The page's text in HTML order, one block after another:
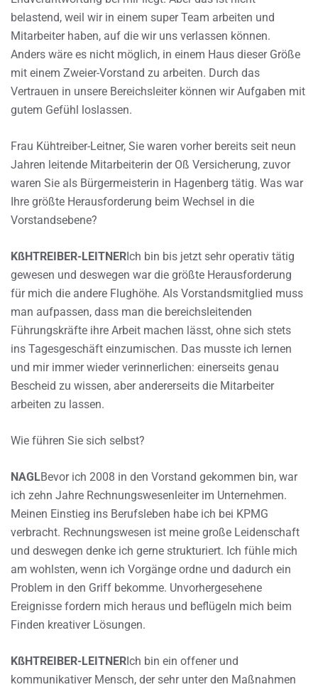
belastend, weil wir in einem super Team arbeiten und
Mitarbeiter haben, auf die wir uns verlassen können.
Anders wäre es nicht möglich, in einem Haus dieser Größe
mit einem Zweier-Vorstand zu arbeiten. Durch das
Vertrauen in unsere Bereichsleiter können wir Aufgaben mit
gutem Gefühl loslassen.
Frau Kühtreiber-Leitner, Sie waren vorher bereits seit neun
Jahren leitende Mitarbeiterin der Oß Versicherung, zuvor
waren Sie als Bürgermeisterin in Hagenberg tätig. Was war
Ihre größte Herausforderung beim Wechsel in die
Vorstandsebene?
KßHTREIBER-LEITNERIch bin bis jetzt sehr operativ tätig
gewesen und deswegen war die größte Herausforderung
für mich die andere Flughöhe. Als Vorstandsmitglied muss
man aufpassen, dass man die bereichsleitenden
Führungskräfte ihre Arbeit machen lässt, ohne sich stets
ins Tagesgeschäft einzumischen. Das musste ich lernen
und mir immer wieder verinnerlichen: einerseits genau
Bescheid zu wissen, aber andererseits die Mitarbeiter
arbeiten zu lassen.
Wie führen Sie sich selbst?
NAGLBevor ich 2008 in den Vorstand gekommen bin, war
ich zehn Jahre Rechnungswesenleiter im Unternehmen.
Meinen Einstieg ins Berufsleben habe ich bei KPMG
verbracht. Rechnungswesen ist meine große Leidenschaft
und deswegen denke ich gerne strukturiert. Ich fühle mich
am wohlsten, wenn ich Vorgänge ordne und dadurch ein
Problem in den Griff bekomme. Unvorhergesehene
Ereignisse fordern mich heraus und beflügeln mich beim
Finden kreativer Lösungen.
KßHTREIBER-LEITNERIch bin ein offener und
kommunikativer Mensch, der sehr unter den Maßnahmen